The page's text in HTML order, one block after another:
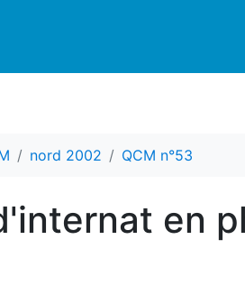
nord 2002 QCM n°53
en